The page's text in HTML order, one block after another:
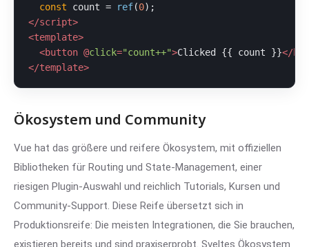
const count = ref(0
</script>
<template>
<button @click="count++">Clicked {{ count }}</
</template>
Ökosystem und Community
Vue hat das größere und reifere Ökosystem, mit offiziellen
Bibliotheken für Routing und State-Management, einer
riesigen Plugin-Auswahl und reichlich Tutorials, Kursen und
Community-Support. Diese Reife übersetzt sich in
Produktionsreife: Die meisten Integrationen, die Sie brauchen,
existieren bereits und sind praxiserprobt. Sveltes Ökosystem